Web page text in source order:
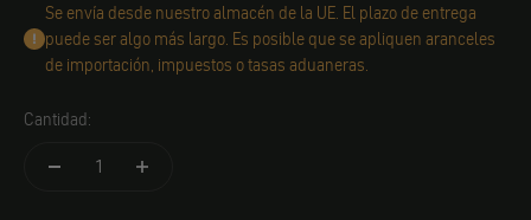
Se envía desde nuestro almacén de la UE. El plazo de entrega
puede ser algo más largo. Es posible que se apliquen aranceles
de importación, impuestos o tasas aduaneras.
Cantidad: